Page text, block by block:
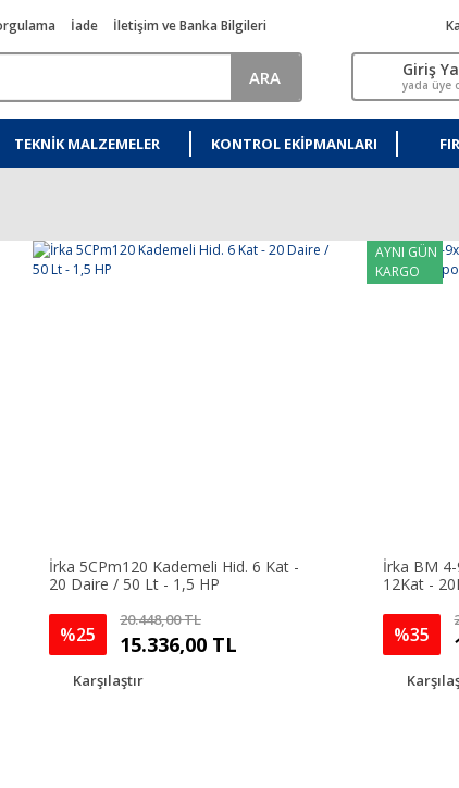
İade İletişim ve Banka Bilgileri
ARA Giriş
yada üye
TEKNIK MALZEMELER KONTROL EKIPMANLARI
İrka 5CPm120 Kademeli Hid. 6 Kat -
20 Daire / 50 Lt - 1,5 HP
%25
20.448,00 TL
15.336,00 TL
Karşılaştır
AYNI GÜN
KARGO
İrka BM
12Kat -
%35